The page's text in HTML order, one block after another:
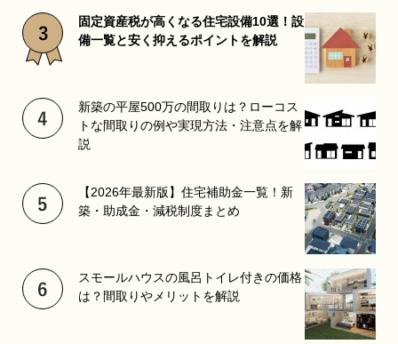
固定資産税が高くなる住宅設備10選！設
備一覧と安く抑えるポイントを解説
新築の平屋500万の間取りは？ローコス
トな間取りの例や実現方法・注意点を解
説
【2026年最新版】住宅補助金一覧！新
築・助成金・減税制度まとめ
スモールハウスの風呂トイレ付きの価格
は？間取りやメリットを解説